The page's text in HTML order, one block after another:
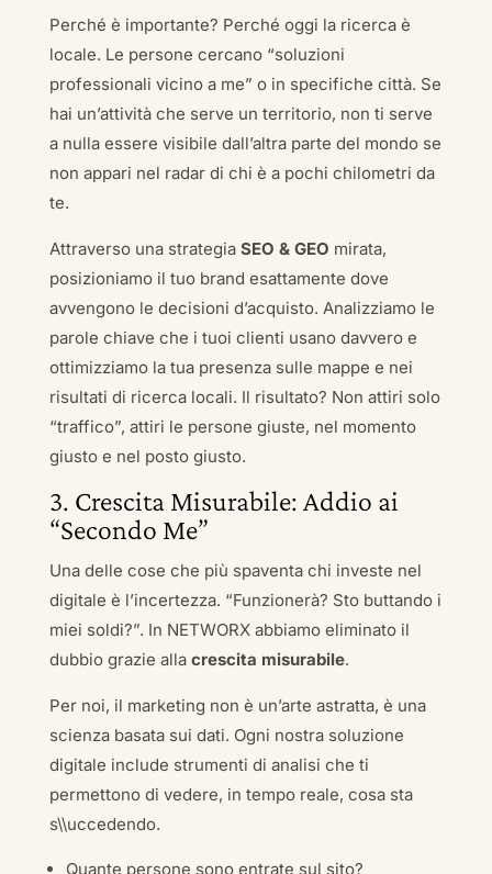
Perché è importante? Perché oggi la ricerca è
locale. Le persone cercano “soluzioni
professionali vicino a me” o in specifiche città. Se
hai un’attività che serve un territorio, non ti serve
a nulla essere visibile dall’altra parte del mondo se
non appari nel radar di chi è a pochi chilometri da
te.
Attraverso una strategia SEO & GEO mirata,
posizioniamo il tuo brand esattamente dove
avvengono le decisioni d’acquisto. Analizziamo le
parole chiave che i tuoi clienti usano davvero e
ottimizziamo la tua presenza sulle mappe e nei
risultati di ricerca locali. Il risultato? Non attiri solo
“traffico”, attiri le persone giuste, nel momento
giusto e nel posto giusto.
3. Crescita Misurabile: Addio ai
“Secondo Me”
Una delle cose che più spaventa chi investe nel
digitale è l’incertezza. “Funzionerà? Sto buttando i
miei soldi?”. In NETWORX abbiamo eliminato il
dubbio grazie alla crescita misurabile.
Per noi, il marketing non è un’arte astratta, è una
scienza basata sui dati. Ogni nostra soluzione
digitale include strumenti di analisi che ti
permettono di vedere, in tempo reale, cosa sta
s\\uccedendo.
Quante persone sono entrate sul sito?